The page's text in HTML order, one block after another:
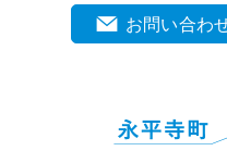
お問い合わ